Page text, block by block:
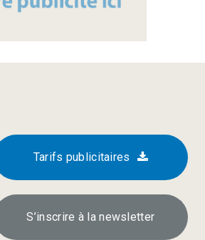
Tarifs publicitaires
S’inscrire à la newsletter